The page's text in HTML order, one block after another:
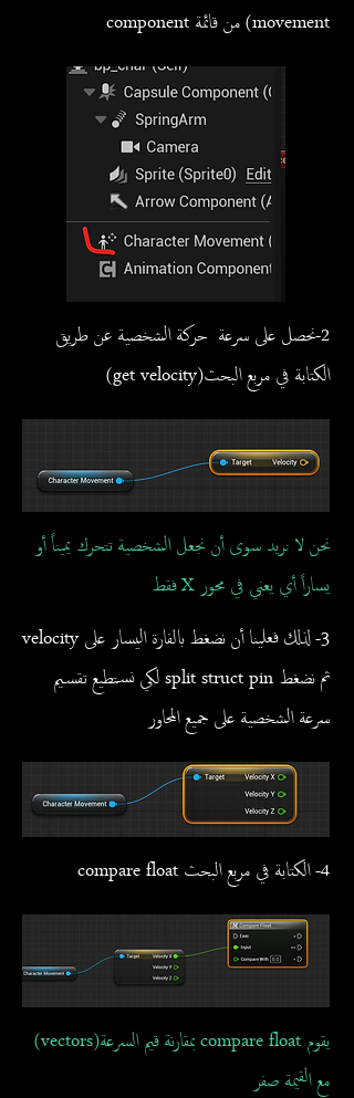
movement) من قائمة component
2-نحصل على سرعة حركة الشخصية عن طريق
الكتابة في مربع البحث(get velocity)
نحن لا نريد سوى أن نجعل الشخصية تتحرك يميناً أو
يساراً أي يعني في محور X فقط
3- لذلك فعلينا أن نضغط بالفارة اليسار على velocity
ثم نضغط split struct pin لكي نستطيع تقسيم
سرعة الشخصية على جميع المحاور
4- الكتابة في مربع البحث compare float
يقوم compare float بمقارنة قيم السرعة(vectors)
مع القيمة صفر